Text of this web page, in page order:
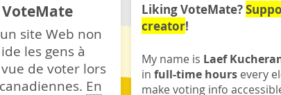
site Web non
les gens à
de voter lors
En
Liking VoteMate?
creator!
My name is Laef
in full-time hours every
make voting info